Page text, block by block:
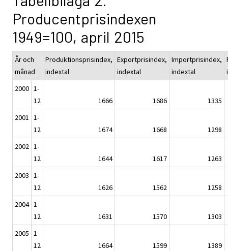
Producentprisindexen
1949=100, april 2015
År och
månad
Produktionsprisindex,
indextal
Exportprisindex,
indextal
Importprisindex,
indextal
2000 1-
12
1666 1686
1335
2001 1-
12
1674 1668
1298
2002 1-
12
1644 1617
1263
2003 1-
12
1626 1562
1258
2004 1-
12
1631 1570
1303
2005 1-
12
1664 1599
1389